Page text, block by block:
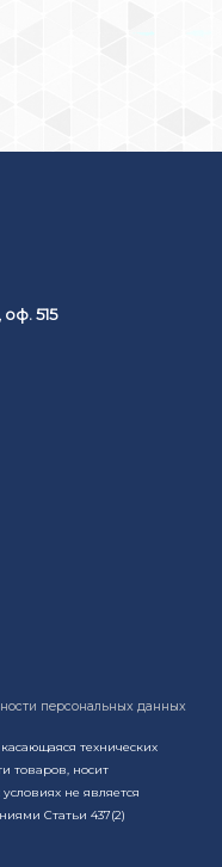
515
персональных данных
технических
товаров, носит
не является
Статьи 437(2)